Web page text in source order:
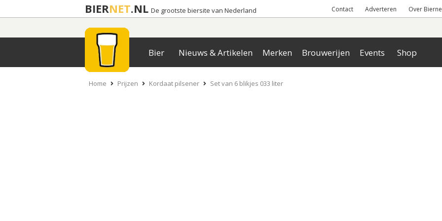
BIERNET.NL De grootste biersite van Nederland Contact Adverteren Over
Bier Nieuws & Artikelen Merken Brouwerijen Events Shop
Home Prijzen Kordaat pilsener Set van 6 blikjes 033 liter